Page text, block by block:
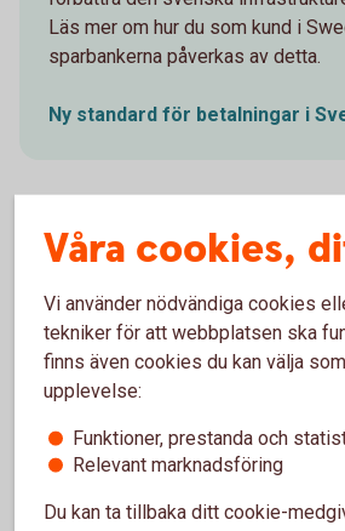
Läs mer om hur du som kund i
sparbankerna påverkas av detta.
Ny standard för betalningar i
Uppdatera din
Våra cookies,
Vi använder nödvändiga cookies
tekniker för att webbplatsen ska
finns även cookies du kan välja
upplevelse:
Funktioner, prestanda och
Relevant marknadsföring
Du kan ta tillbaka ditt cookie-